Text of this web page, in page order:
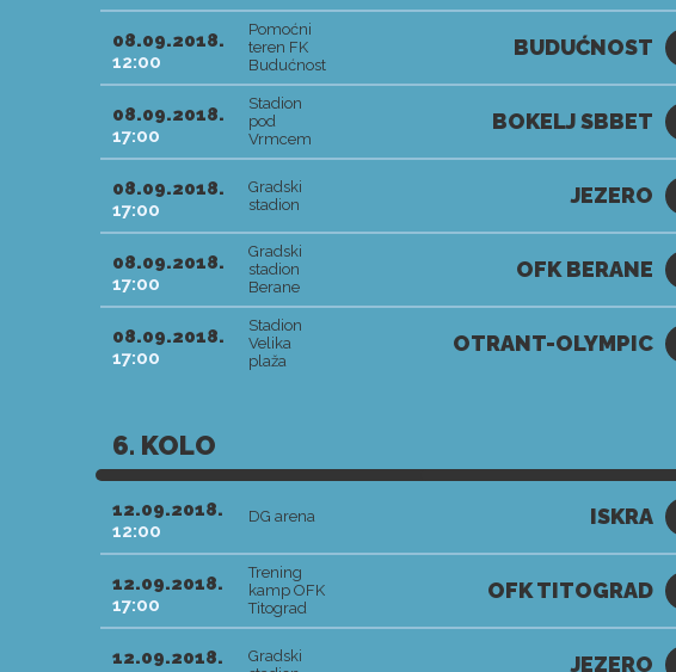
08.09.2018.
12:00
Pomoćni
teren FK
Budućnost
BUDUĆNOST
08.09.2018.
17:00
Stadion
pod
Vrmcem
BOKELJ SBBET
08.09.2018.
17:00
Gradski
stadion
JEZERO
08.09.2018.
17:00
Gradski
stadion
Berane
OFK BERANE
08.09.2018.
17:00
Stadion
Velika
plaža
OTRANT-OLYMPIC
6. KOLO
12.09.2018.
12:00
DG arena ISKRA
12.09.2018.
17:00
Trening
kamp OFK
Titograd
OFK TITOGRAD
12.09.2018.
Gradski
JEZERO